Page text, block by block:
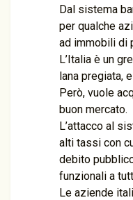
Dal sistema
per qualche
ad immobili di
L’Italia è un
lana pregiata,
Però, vuole
buon mercato.
L’attacco al
alti tassi con
debito
funzionali a
Le aziende